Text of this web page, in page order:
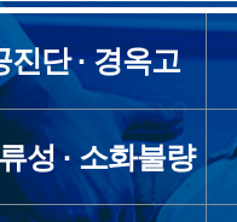
진단 · 경옥고
성 · 소화불량